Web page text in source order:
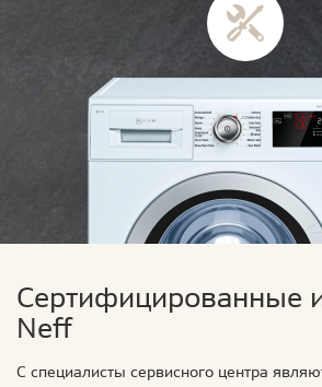
Сертифицированные
Neff
С специалисты сервисного центра